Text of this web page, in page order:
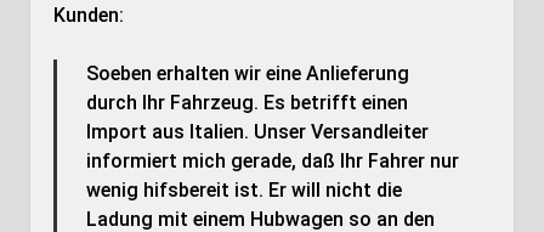
Kunden:
Soeben erhalten wir eine Anlieferung
durch Ihr Fahrzeug. Es betrifft einen
Import aus Italien. Unser Versandleiter
informiert mich gerade, daß Ihr Fahrer nur
wenig hifsbereit ist. Er will nicht die
Ladung mit einem Hubwagen so an den